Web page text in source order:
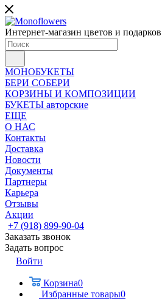
Интернет-магазин цветов и
МОНОБУКЕТЫ
БЕРИ СОБЕРИ
КОРЗИНЫ И КОМПОЗИЦИИ
БУКЕТЫ авторские
ЕЩЕ
О НАС
Контакты
Доставка
Новости
Документы
Партнеры
Карьера
Отзывы
Акции
+7 (918) 899-90-04
Заказать звонок
Задать вопрос
Войти
Корзина0
Избранные товары0